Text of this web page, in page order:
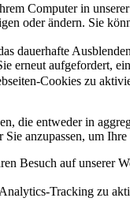
Computer in
oder ändern. Sie
dauerhafte
erneut aufgefordert,
Cookies zu
die entweder in
anzupassen, um
Besuch auf unserer
Tracking zu